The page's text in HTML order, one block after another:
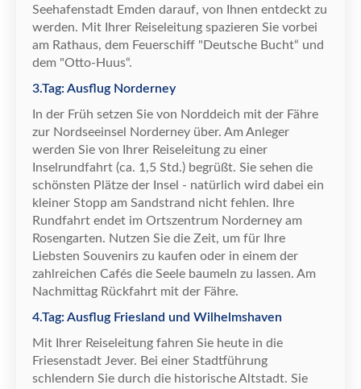
Seehafenstadt Emden darauf, von Ihnen entdeckt zu
werden. Mit Ihrer Reiseleitung spazieren Sie vorbei
am Rathaus, dem Feuerschiff "Deutsche Bucht“ und
dem "Otto-Huus“.
3.Tag: Ausflug Norderney
In der Früh setzen Sie von Norddeich mit der Fähre
zur Nordseeinsel Norderney über. Am Anleger
werden Sie von Ihrer Reiseleitung zu einer
Inselrundfahrt (ca. 1,5 Std.) begrüßt. Sie sehen die
schönsten Pl ätze der Insel - natürlich wird dabei ein
kleiner Stopp am Sandstrand nicht fehlen. Ihre
Rundfahrt endet im Ortszentrum Norderney am
Rosengarten. Nutzen Sie die Zeit, um für Ihre
Liebsten Souvenirs zu kaufen oder in einem der
zahlreichen Cafés die Seele baumeln zu lassen. Am
Nachmittag Rückfahrt mit der Fähre.
4.Tag: Ausflug Friesland und Wilhelmshaven
Mit Ihrer Reiseleitung fahren Sie heute in die
Friesenstadt Jever. Bei einer Stadtführung
schlendern Sie durch die historische Altstadt. Sie